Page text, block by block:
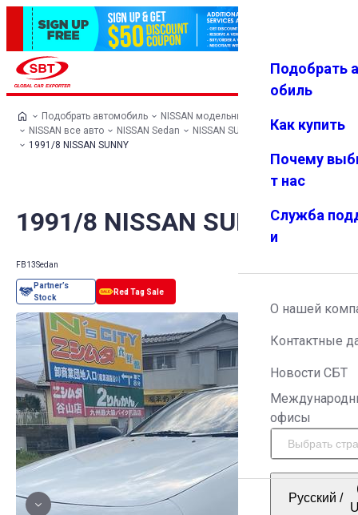
Избранн
Меню
Подобрать
обиль
Как купить
Почему
т нас
Служба
и
О нашей
Контактные
Новости СБТ
офисы
Русский /
Подобрать автомобиль
NISSAN модельный ряд
NISSAN все авто
NISSAN Sedan
NISSAN SUNNY
1991/8 NISSAN SUNNY
1991/8 NISSAN SUNNY
FB13Sedan